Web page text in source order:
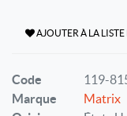
AJOUTER À LA
Code
119-
Marque
Matrix